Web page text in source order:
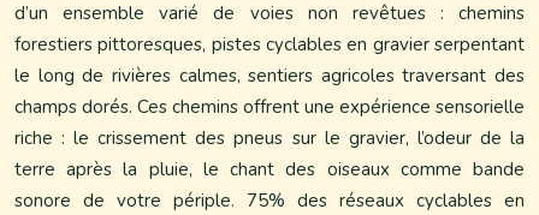
d’un ensemble varié de voies non revêtues : chemins
forestiers pittoresques, pistes cyclables en gravier serpentant
le long de rivières calmes, sentiers agricoles traversant des
champs dorés. Ces chemins offrent une expérience sensorielle
riche : le crissement des pneus sur le gravier, l’odeur de la
terre après la pluie, le chant des oiseaux comme bande
sonore de votre périple. 75% des réseaux cyclables en